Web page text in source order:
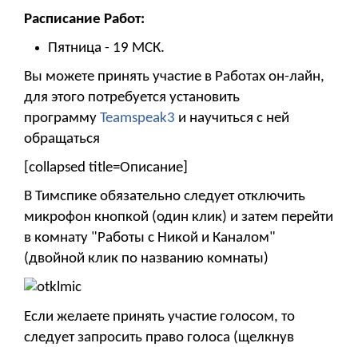
Расписание Работ:
Пятница - 19 МСК.
Вы можете принять участие в Работах он-лайн,
для этого потребуется установить
программу Teamspeak3 и научиться с ней
обращаться
[collapsed title=Описание]
В Тимспике обязательно следует отключить
микрофон кнопкой (один клик) и затем перейти
в комнату "Работы с Никой и Каналом"
(двойной клик по названию комнаты)
Если желаете принять участие голосом, то
следует запросить право голоса (щелкнув